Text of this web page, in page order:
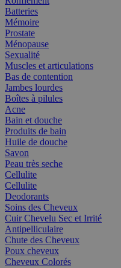
Batteries
Mémoire
Prostate
Ménopause
Sexualité
Muscles et articulations
Bas de contention
Jambes lourdes
Boîtes à pilules
Acne
Bain et douche
Produits de bain
Huile de douche
Savon
Peau très seche
Cellulite
Cellulite
Deodorants
Soins des Cheveux
Cuir Chevelu Sec et Irrité
Antipelliculaire
Chute des Cheveux
Poux cheveux
Cheveux Colorés